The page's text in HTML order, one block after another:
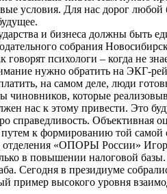
условия. Для нас дорог любой
и бизнеса должны быть
собрания
психологи – когда не
нужно обратить на ЭКГ-
на самом деле, люди
которые
нас к этому привести. Это
Объективная
к формированию той самой
отделения «ОПОРЫ России»
в повышении налоговой
Сегодня в президиуме
высокого уровня